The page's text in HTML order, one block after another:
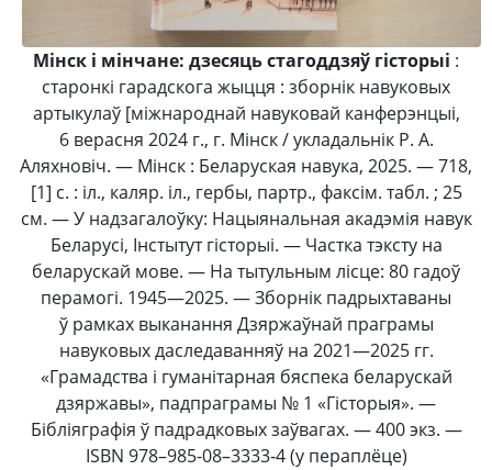
Мінск і мінчане: дзесяць стагоддзяў гісторыі :
старонкі гарадскога жыцця : зборнік навуковых
артыкулаў [міжнароднай навуковай канферэнцыі,
6 верасня 2024 г., г. Мінск / укладальнік Р. А.
Аляхновіч. — Мінск : Беларуская навука, 2025. — 718,
[1] с. : іл., каляр. іл., гербы, партр., факсім. табл. ; 25
см. — У надзагалоўку: Нацыянальная акадэмія навук
Беларусі, Інстытут гісторыі. — Частка тэксту на
беларускай мове. — На тытульным лісце: 80 гадоў
перамогі. 1945—2025. — Зборнік падрыхтаваны
ў рамках выканання Дзяржаўнай праграмы
навуковых даследаванняў на 2021—2025 гг.
«Грамадства і гуманітарная бяспека беларускай
дзяржавы», падпраграмы № 1 «Гісторыя». —
Бібліяграфія ў падрадковых заўвагах. — 400 экз. —
ISBN 978–985-08–3333‑4 (у пераплёце)